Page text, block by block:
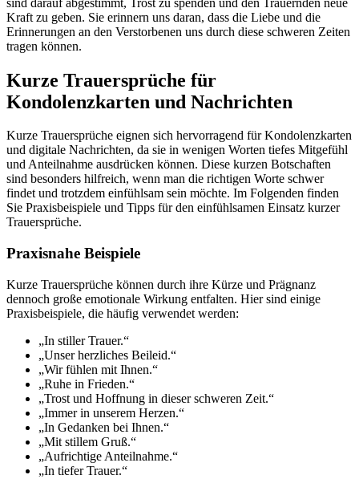
Kraft zu geben. Sie erinnern uns daran, dass die Liebe und die
Erinnerungen an den Verstorbenen uns durch diese schweren Zeiten
tragen können.
Kurze Trauersprüche für
Kondolenzkarten und Nachrichten
Kurze Trauersprüche eignen sich hervorragend für Kondolenzkarten
und digitale Nachrichten, da sie in wenigen Worten tiefes Mitgefühl
und Anteilnahme ausdrücken können. Diese kurzen Botschaften
sind besonders hilfreich, wenn man die richtigen Worte schwer
findet und trotzdem einfühlsam sein möchte. Im Folgenden finden
Sie Praxisbeispiele und Tipps für den einfühlsamen Einsatz kurzer
Trauersprüche.
Praxisnahe Beispiele
Kurze Trauersprüche können durch ihre Kürze und Prägnanz
dennoch große emotionale Wirkung entfalten. Hier sind einige
Praxisbeispiele, die häufig verwendet werden:
„In stiller Trauer.“
„Unser herzliches Beileid.“
„Wir fühlen mit Ihnen.“
„Ruhe in Frieden.“
„Trost und Hoffnung in dieser schweren Zeit.“
„Immer in unserem Herzen.“
„In Gedanken bei Ihnen.“
„Mit stillem Gruß.“
„Aufrichtige Anteilnahme.“
„In tiefer Trauer.“